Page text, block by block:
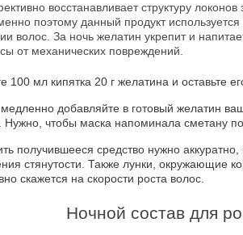
восстанавливает структуру
поэтому данный продукт
волос. За ночь желатин укрепит и
от механических повреждений.
100 мл кипятка 20 г желатина и оставьте
добавляйте в готовый желатин
Нужно, чтобы маска напоминала сметану по
получившееся средство нужно
стянутости. Также лунки, окружающие
скажется на скорости роста волос.
Ночной состав для